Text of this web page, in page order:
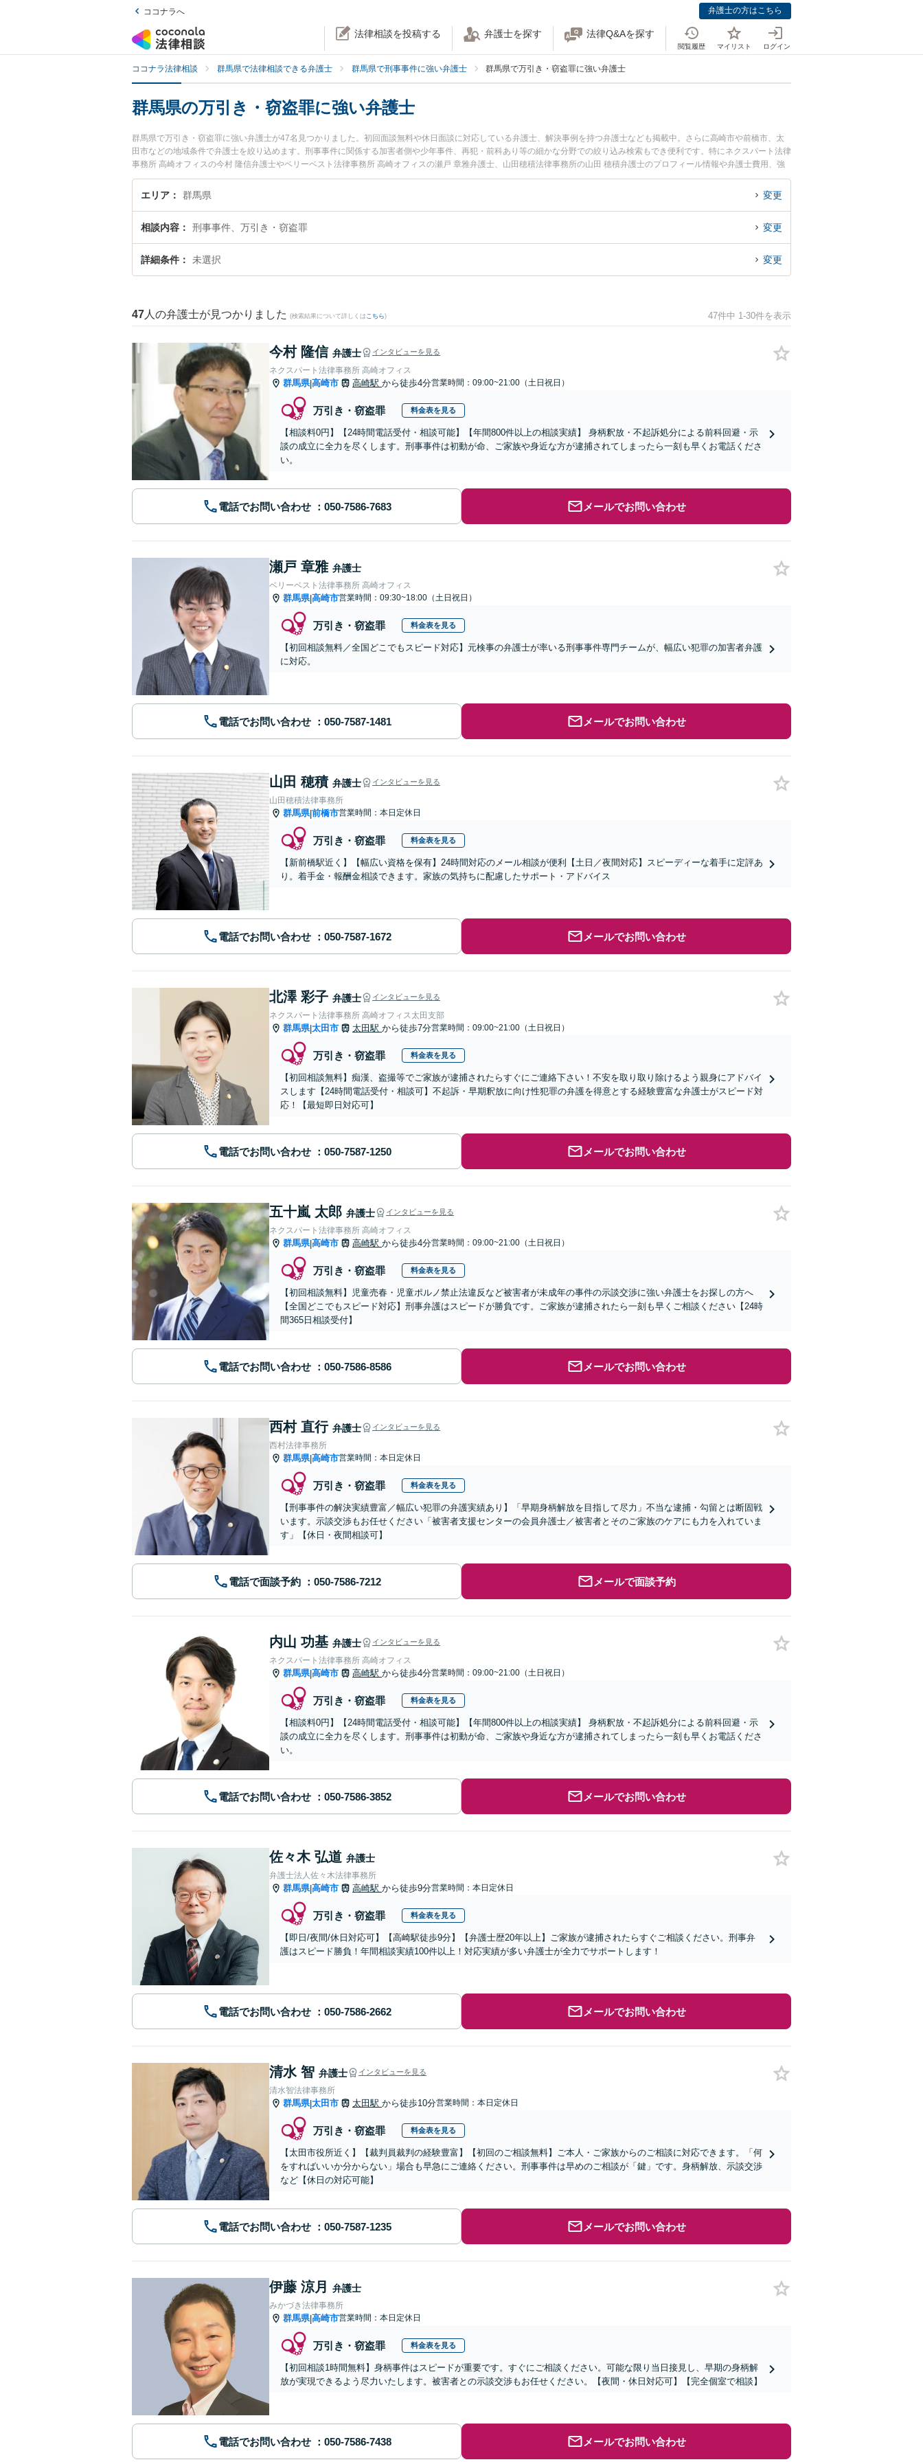
ココナラへ 弁護士の方はこちら
法律相談を投稿する 弁護士を探す 法律Q&Aを探す
閲覧履歴 マイリスト ログイン
ココナラ法律相談 群馬県で法律相談できる弁護士 群馬県で刑事事件に強い弁護士 群馬県で万引き・窃盗罪に強い弁護士
群馬県の万引き・窃盗罪に強い弁護士
群馬県で万引き・窃盗罪に強い弁護士が47名見つかりました。初回面談無料や休日面談に対応している弁護士、解決事例を持つ弁護士なども掲載中。さらに高崎市や前橋市、太
田市などの地域条件で弁護士を絞り込めます。刑事事件に関係する加害者側や少年事件、再犯・前科あり等の細かな分野での絞り込み検索もでき便利です。特にネクスパート法律
事務所 高崎オフィスの今村 隆信弁護士やベリーベスト法律事務所 高崎オフィスの瀬戸 章雅弁護士、山田穂積法律事務所の山田 穂積弁護士のプロフィール情報や弁護士費用、強
みなどが注目されています。『群馬県で土日や夜間に発生した万引き・窃盗罪のトラブルを今すぐに弁護士に相談したい』『万引き・窃盗罪のトラブル解決の実績豊富な近くの弁
護士を検索したい』『初回相談無料で万引き・窃盗罪を法律相談できる群馬県内の弁護士に相談予約したい』などでお困りの相談者さんにおすすめです。
エリア 群馬県 変更
相談内容 刑事事件、万引き・窃盗罪 変更
詳細条件 未選択 変更
47 人の弁護士が見つかりました (検索結果について詳しくは こちら) 47件中 1-30件を表示
今村 隆信 弁護士 インタビューを見る
ネクスパート法律事務所 高崎オフィス
群馬県|高崎市 高崎駅 から徒歩4分営業時間：09:00~21:00（土日祝日）
万引き・窃盗罪 料金表を見る
【相談料0円】【24時間電話受付・相談可能】【年間800件以上の相談実績】 身柄釈放・不起訴処分による前科回避・示
談の成立に全力を尽くします。刑事事件は初動が命、ご家族や身近な方が逮捕されてしまったら一刻も早くお電話くださ
い。
電話でお問い合わせ メールでお問い合わせ
瀬戸 章雅 弁護士
ベリーベスト法律事務所 高崎オフィス
群馬県|高崎市営業時間：09:30~18:00（土日祝日）
万引き・窃盗罪 料金表を見る
【初回相談無料／全国どこでもスピード対応】元検事の弁護士が率いる刑事事件専門チームが、幅広い犯罪の加害者弁護
に対応。
電話でお問い合わせ メールでお問い合わせ
山田 穂積 弁護士 インタビューを見る
山田穂積法律事務所
群馬県|前橋市営業時間：本日定休日
万引き・窃盗罪 料金表を見る
【新前橋駅近く】【幅広い資格を保有】24時間対応のメール相談が便利【土日／夜間対応】スピーディーな着手に定評あ
り。着手金・報酬金相談できます。家族の気持ちに配慮したサポート・アドバイス
電話でお問い合わせ メールでお問い合わせ
北澤 彩子 弁護士 インタビューを見る
ネクスパート法律事務所 高崎オフィス太田支部
群馬県|太田市 太田駅 から徒歩7分営業時間：09:00~21:00（土日祝日）
万引き・窃盗罪 料金表を見る
【初回相談無料】痴漢、盗撮等でご家族が逮捕されたらすぐにご連絡下さい！不安を取り取り除けるよう親身にアドバイ
スします【24時間電話受付・相談可】不起訴・早期釈放に向け性犯罪の弁護を得意とする経験豊富な弁護士がスピード対
応！【最短即日対応可】
電話でお問い合わせ メールでお問い合わせ
五十嵐 太郎 弁護士 インタビューを見る
ネクスパート法律事務所 高崎オフィス
群馬県|高崎市 高崎駅 から徒歩4分営業時間：09:00~21:00（土日祝日）
万引き・窃盗罪 料金表を見る
【初回相談無料】児童売春・児童ポルノ禁止法違反など被害者が未成年の事件の示談交渉に強い弁護士をお探しの方へ
【全国どこでもスピード対応】刑事弁護はスピードが勝負です。ご家族が逮捕されたら一刻も早くご相談ください【24時
間365日相談受付】
電話でお問い合わせ メールでお問い合わせ
西村 直行 弁護士 インタビューを見る
西村法律事務所
群馬県|高崎市営業時間：本日定休日
万引き・窃盗罪 料金表を見る
【刑事事件の解決実績豊富／幅広い犯罪の弁護実績あり】「早期身柄解放を目指して尽力」不当な逮捕・勾留とは断固戦
います。示談交渉もお任せください「被害者支援センターの会員弁護士／被害者とそのご家族のケアにも力を入れていま
す」【休日・夜間相談可】
電話で面談予約 メールで面談予約
内山 功基 弁護士 インタビューを見る
ネクスパート法律事務所 高崎オフィス
群馬県|高崎市 高崎駅 から徒歩4分営業時間：09:00~21:00（土日祝日）
万引き・窃盗罪 料金表を見る
【相談料0円】【24時間電話受付・相談可能】【年間800件以上の相談実績】 身柄釈放・不起訴処分による前科回避・示
談の成立に全力を尽くします。刑事事件は初動が命、ご家族や身近な方が逮捕されてしまったら一刻も早くお電話くださ
い。
電話でお問い合わせ メールでお問い合わせ
佐々木 弘道 弁護士
弁護士法人佐々木法律事務所
群馬県|高崎市 高崎駅 から徒歩9分営業時間：本日定休日
万引き・窃盗罪 料金表を見る
【即日/夜間/休日対応可】【高崎駅徒歩9分】【弁護士歴20年以上】ご家族が逮捕されたらすぐご相談ください。刑事弁
護はスピード勝負！年間相談実績100件以上！対応実績が多い弁護士が全力でサポートします！
電話でお問い合わせ メールでお問い合わせ
清水 智 弁護士 インタビューを見る
清水智法律事務所
群馬県|太田市 太田駅 から徒歩10分営業時間：本日定休日
万引き・窃盗罪 料金表を見る
【太田市役所近く】【裁判員裁判の経験豊富】【初回のご相談無料】ご本人・ご家族からのご相談に対応できます。「何
をすればいいか分からない」場合も早急にご連絡ください。刑事事件は早めのご相談が「鍵」です。身柄解放、示談交渉
など【休日の対応可能】
電話でお問い合わせ メールでお問い合わせ
伊藤 涼月 弁護士
みかづき法律事務所
群馬県|高崎市営業時間：本日定休日
万引き・窃盗罪 料金表を見る
【初回相談1時間無料】身柄事件はスピードが重要です。すぐにご相談ください。可能な限り当日接見し、早期の身柄解
放が実現できるよう尽力いたします。被害者との示談交渉もお任せください。【夜間・休日対応可】【完全個室で相談】
電話でお問い合わせ メールでお問い合わせ